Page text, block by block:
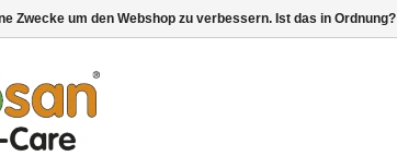
Zwecke um den Webshop zu verbessern. Ist das in Ordnung?